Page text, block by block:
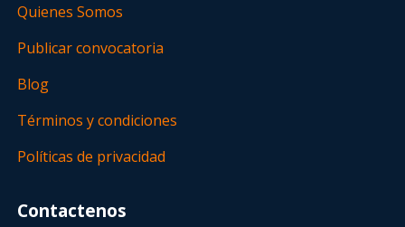
Quienes Somos
Publicar convocatoria
Blog
Términos y condiciones
Políticas de privacidad
Contactenos